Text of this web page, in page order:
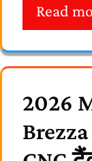
Read
2026